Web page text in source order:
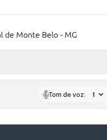
de Monte Belo - MG
Tom de voz: